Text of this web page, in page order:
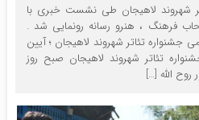
شهروند لاهیجان طی نشست خبری با
فرهنگ ، هنرو رسانه رونمایی شد .
جشنواره تئاتر شهروند لاهیجان ؛ آیین
تئاتر شهروند لاهیجان صبح روز